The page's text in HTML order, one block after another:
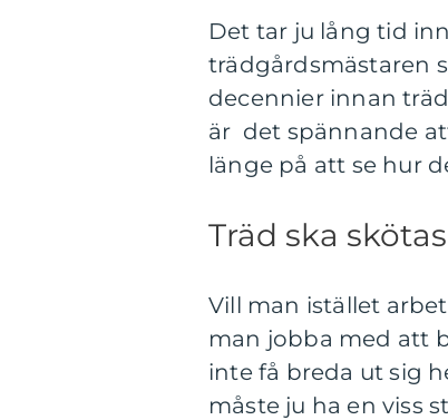
Det tar ju lång tid
trädgårdsmästaren
decennier innan
är det spännande
länge på att se hur
Träd ska
Vill man istället
man jobba med att
inte få breda ut sig
måste ju ha en viss